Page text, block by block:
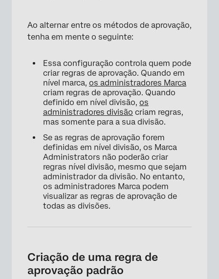
Ao alternar entre os métodos de aprovação,
tenha em mente o seguinte:
Essa configuração controla quem pode
criar regras de aprovação. Quando em
nível marca, os administradores Marca
criam regras de aprovação. Quando
definido em nível divisão, os
administradores divisão criam regras,
mas somente para a sua divisão.
Se as regras de aprovação forem
definidas em nível divisão, os Marca
Administrators não poderão criar
regras nível divisão, mesmo que sejam
administrador da divisão. No entanto,
os administradores Marca podem
visualizar as regras de aprovação de
todas as divisões.
Criação de uma regra de
aprovação padrão